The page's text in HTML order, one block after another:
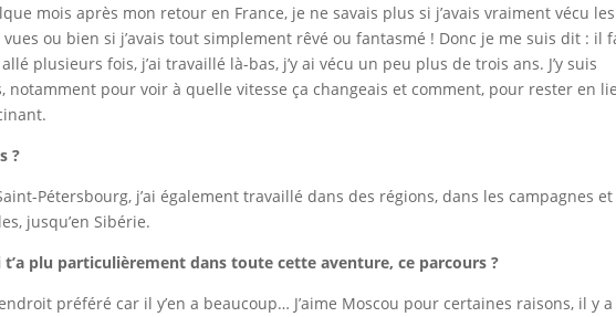
mois après mon retour en France, je ne savais plus si j’avais vraiment vécu les
ou bien si j’avais tout simplement rêvé ou fantasmé ! Donc je me suis dit : il
plusieurs fois, j’ai travaillé là-bas, j’y ai vécu un peu plus de trois ans. J’y suis
notamment pour voir à quelle vitesse ça changeais et comment, pour rester en
?
Pétersbourg, j’ai également travaillé dans des régions, dans les campagnes et
jusqu’en Sibérie.
t’a plu particulièrement dans toute cette aventure, ce parcours ?
préféré car il y’en a beaucoup… J’aime Moscou pour certaines raisons, il y